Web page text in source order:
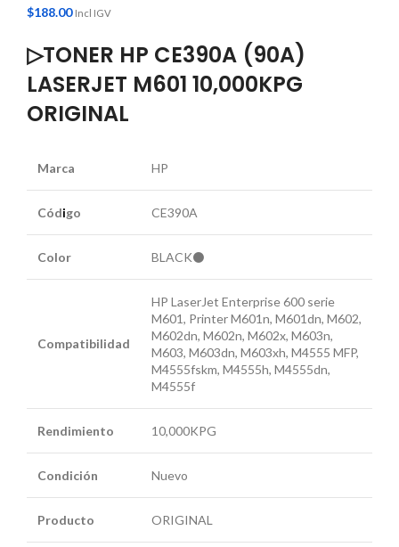
$188.00 Incl IGV
▷TONER HP CE390A (90A)
LASERJET M601 10,000KPG
ORIGINAL
Marca HP
Código CE390A
Color BLACK⚫
Compatibilidad
HP LaserJet Enterprise 600 serie
M601, Printer M601n, M601dn, M602,
M602dn, M602n, M602x, M603n,
M603, M603dn, M603xh, M4555 MFP,
M4555fskm, M4555h, M4555dn,
M4555f
Rendimiento 10,000KPG
Condición Nuevo
Producto ORIGINAL